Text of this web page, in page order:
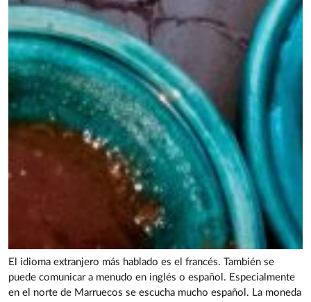
El idioma extranjero más hablado es el francés. También se
puede comunicar a menudo en inglés o español. Especialmente
en el norte de Marruecos se escucha mucho español. La moneda